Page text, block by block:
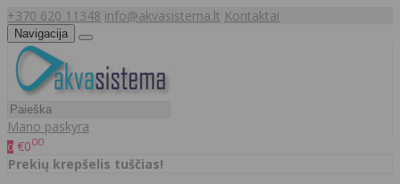
+370 620 11348 info@akvasistema.lt Kontaktai
Navigacija
Mano paskyra
0 €000
Prekių krepšelis tuščias!